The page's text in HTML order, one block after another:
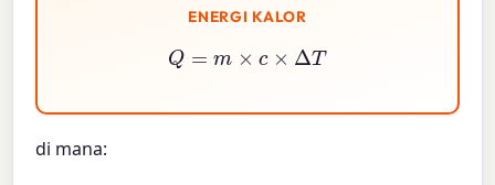
ENERGI KALOR
Q =m× c×Δ T
di mana: